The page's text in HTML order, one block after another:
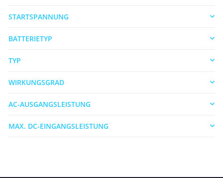
STARTSPANNUNG
BATTERIETYP
TYP
WIRKUNGSGRAD
AC-AUSGANGSLEISTUNG
MAX. DC-EINGANGSLEISTUNG